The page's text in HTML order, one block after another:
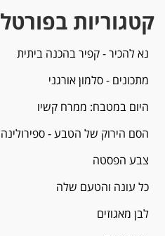
קטגוריות בפורטל
נא להכיר - קפיר בהכנה ביתית
מתכונים - סלמון אורגני
היום במטבח: ממרח קשיו
הסם הירוק של הטבע - ספירולינה
צבע הפסטה
כל עונה והטעם שלה
לבן מאגוזים